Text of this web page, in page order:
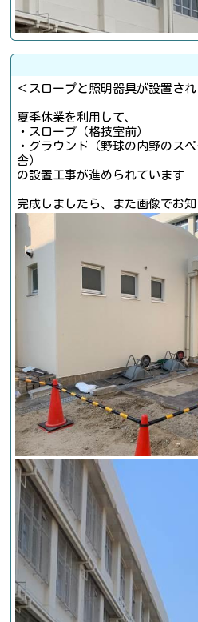
＜スロープと照明器具が設置され
夏季休業を利用して、
・スロープ（格技室前）
・グラウンド（野球の内野のス
舎）
の設置工事が進められています
完成しましたら、また画像でお